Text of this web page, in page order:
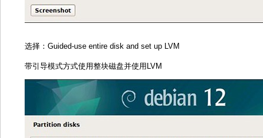
选择：Guided-use entire disk and set up LVM
带引导模式方式使用整块磁盘并使用LVM